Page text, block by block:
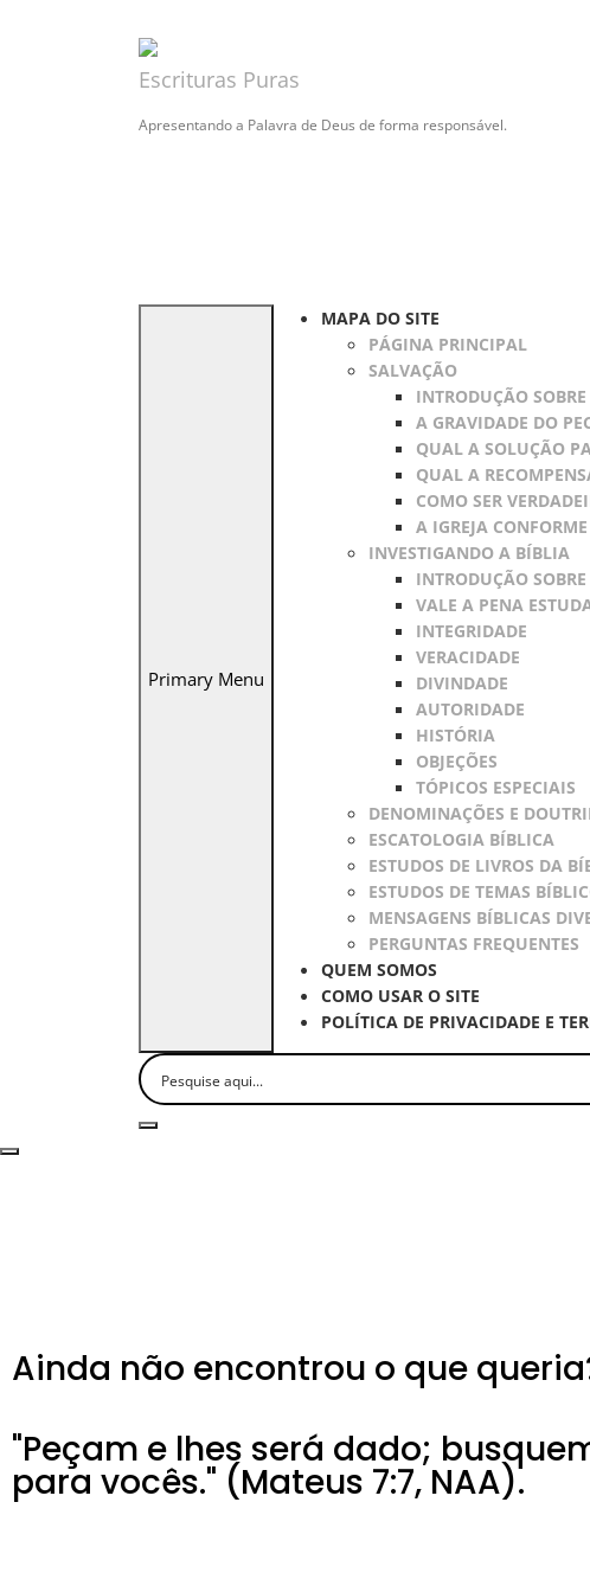
Escrituras Puras
Apresentando a Palavra de Deus de forma responsável.
Primary Menu
MAPA DO SITE
PÁGINA PRINCIPAL
SALVAÇÃO
INTRODUÇÃO
A GRAVIDADE DO
QUAL A SOLUÇÃO
QUAL A
COMO SER
A IGREJA
INVESTIGANDO A BÍBLIA
INTRODUÇÃO
VALE A PENA
INTEGRIDADE
VERACIDADE
DIVINDADE
AUTORIDADE
HISTÓRIA
OBJEÇÕES
TÓPICOS ESPECIAIS
DENOMINAÇÕES E
ESCATOLOGIA BÍBLICA
ESTUDOS DE LIVROS DA
ESTUDOS DE TEMAS
MENSAGENS BÍBLICAS
PERGUNTAS FREQUENTES
QUEM SOMOS
COMO USAR O SITE
POLÍTICA DE PRIVACIDADE E
Ainda não encontrou o que
"Peçam e lhes será dado;
para vocês." (Mateus 7:7, NAA).